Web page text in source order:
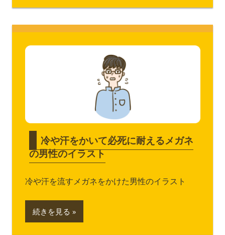
冷や汗をかいて必死に耐えるメガネ
の男性のイラスト
冷や汗を流すメガネをかけた男性のイラスト
続きを見る